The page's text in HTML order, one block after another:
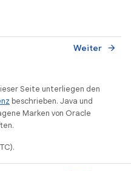
Weiter arrow_forward
Seite unterliegen den
beschrieben. Java und
Marken von Oracle